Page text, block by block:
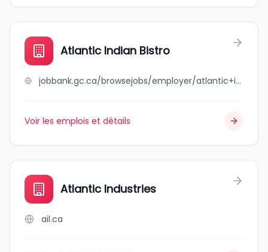
Atlantic Indian Bistro
jobbank.gc.ca/browsejobs/employer/atlantic+indian+bistro/ca
Voir les emplois et détails
Atlantic Industries
ail.ca